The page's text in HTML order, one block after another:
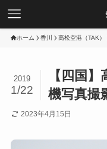
ホーム 香川 高松空港（TAK）
【四国
機写真撮
2019
1/22
2023年4月15日